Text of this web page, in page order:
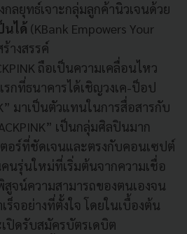
กลยุทธ์เจาะกลุ่มลูกค้านิวเจนด้วย
นได้ (KBank Empowers Your
างสรรค์
ถือเป็นความเคลื่อนไหว
กที่ธนาคารได้เชิญวงเค-ป็อป
” มาเป็นตัวแทนในการสื่อสารกับ
” เป็นกลุ่มศิลปินมาก
อร์ที่ชัดเจนและตรงกับคอนเซปต์
นรุ่นใหม่ที่เริ่มต้นจากความเชื่อ
สูจน์ความสามารถของตนเองจน
ร็จอย่างที่ตั้งใจ โดยในเบื้องต้น
ปิดรับสมัครบัตรเดบิต